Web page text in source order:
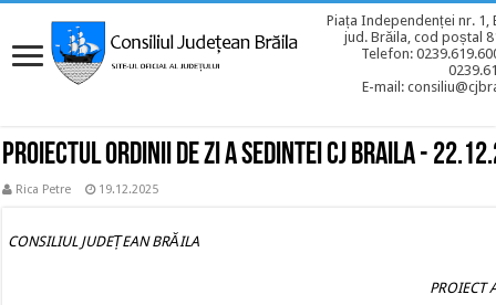
Piața Independenței nr. 1,
jud. Brăila, cod poștal
Telefon:
E-mail:
Proiectul ordinii de zi a sedintei CJ BRAILA -
Rica Petre 19.12.2025
JUDEȚEAN BRĂILA
PROIECT AL